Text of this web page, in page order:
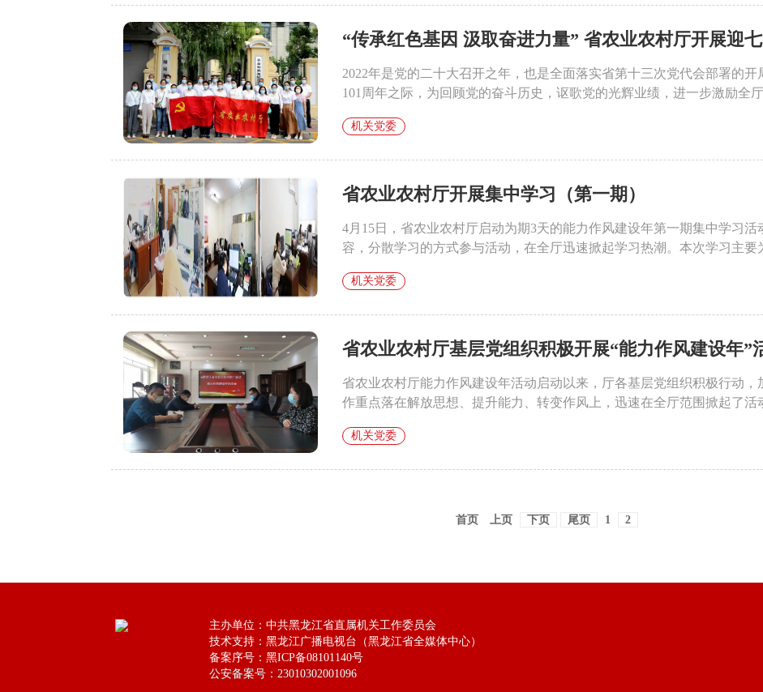
“传承红色基因 汲取奋进力量” 省农业农村厅开展迎
2022年是党的二十大召开之年，也是全面落实省第十三次党代会部署的
101周年之际，为回顾党的奋斗历史，讴歌党的光辉业绩，进一步激励全
机关党委
省农业农村厅开展集中学习（第一期）
4月15日，省农业农村厅启动为期3天的能力作风建设年第一期集中学习
容，分散学习的方式参与活动，在全厅迅速掀起学习热潮。本次学习主要
机关党委
省农业农村厅基层党组织积极开展“能力作风建设年”
省农业农村厅能力作风建设年活动启动以来，厅各基层党组织积极行动
作重点落在解放思想、提升能力、转变作风上，迅速在全厅范围掀起了活
机关党委
首页 上页 下页 尾页 1 2
主办单位：中共黑龙江省直属机关工作委员会
技术支持：黑龙江广播电视台（黑龙江省全媒体中心）
备案序号：黑ICP备08101140号
公安备案号：23010302001096
公安备案号：23010302001096